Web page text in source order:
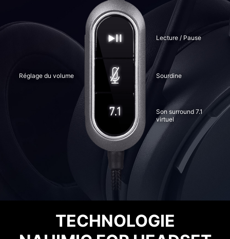
Réglage du volume
Lecture / Pause
Sourdine
Son surround 7.1
virtuel
TECHNOLOGIE